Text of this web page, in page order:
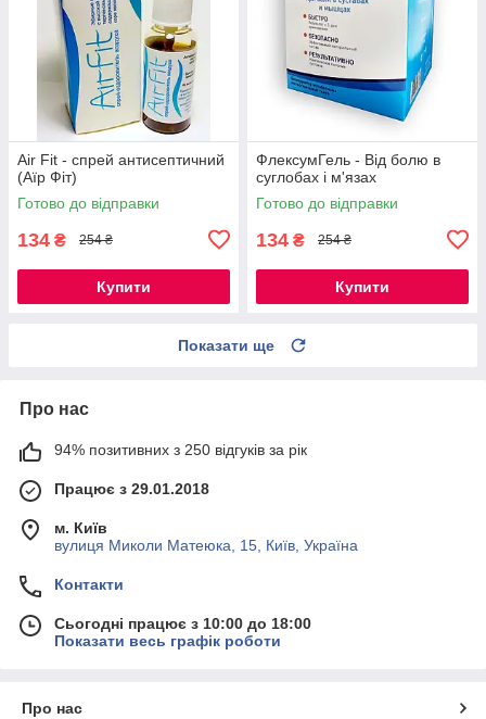
Air Fit - спрей антисептичний
(Аїр Фіт)
Готово до відправки
134 ₴ 254 ₴
Купити
ФлексумГель - Від болю в
суглобах і м'язах
Готово до відправки
134 ₴ 254 ₴
Купити
Показати ще
Про нас
94% позитивних з 250 відгуків за рік
Працює з 29.01.2018
м. Київ
вулиця Миколи Матеюка, 15, Київ, Україна
Контакти
Сьогодні працює з 10:00 до 18:00
Показати весь графік роботи
Про нас